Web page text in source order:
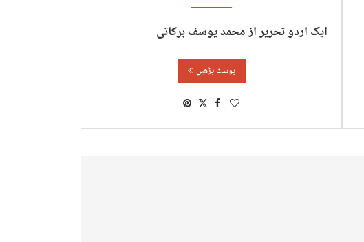
ایک اردو تحریر از محمد یوسف برکاتی
پوسٹ پڑھیں